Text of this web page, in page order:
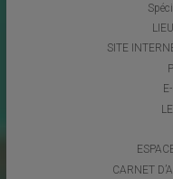
SITE
CARNET